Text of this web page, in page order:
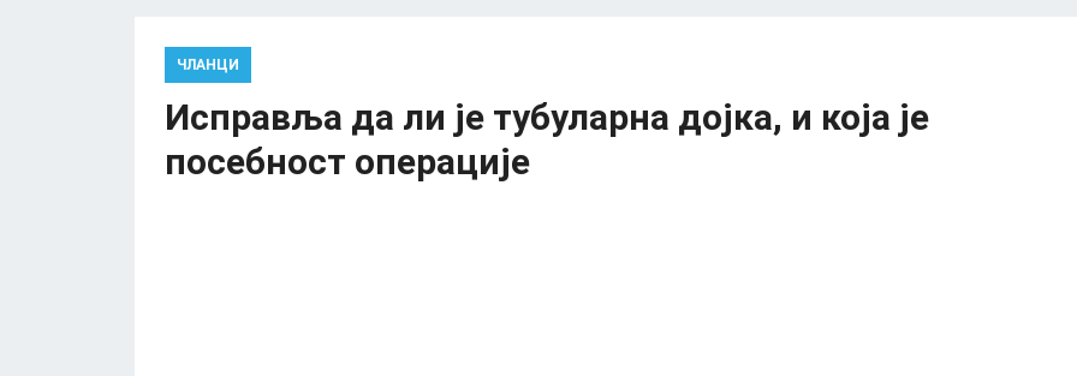
ЧЛАНЦИ
Исправља да ли је тубуларна дојка, и која је
посебност операције